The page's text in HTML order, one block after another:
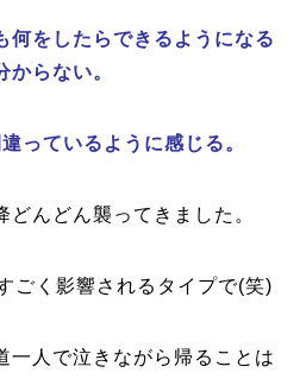
何をしたらできるようになる
からない。
っているように感じる。
どんどん襲ってきました。
ごく影響されるタイプで(笑)
一人で泣きながら帰ることは